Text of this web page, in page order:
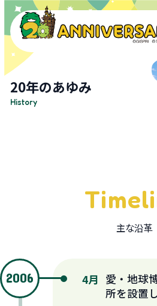
History
News & Topics
20年のあゆみ
History
主な沿革
2006 4月 愛・地球
所を設置